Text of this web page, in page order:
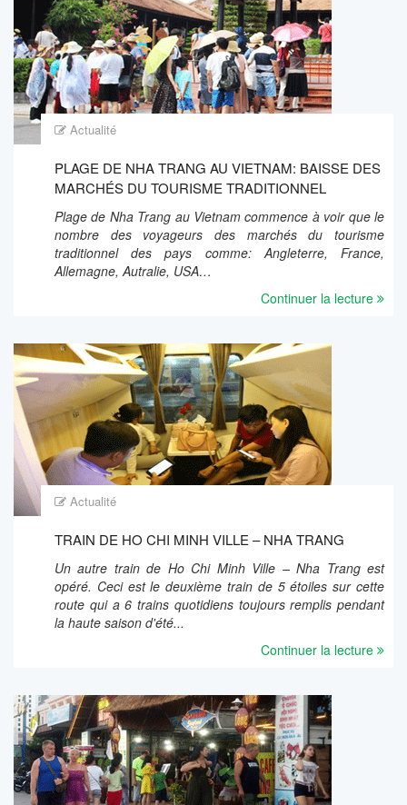
Actualité
PLAGE DE NHA TRANG AU VIETNAM: BAISSE DES
MARCHÉS DU TOURISME TRADITIONNEL
Plage de Nha Trang au Vietnam commence à voir que le
nombre des voyageurs des marchés du tourisme
traditionnel des pays comme: Angleterre, France,
Allemagne, Autralie, USA…
Continuer la lecture
Actualité
TRAIN DE HO CHI MINH VILLE – NHA TRANG
Un autre train de Ho Chi Minh Ville – Nha Trang est
opéré. Ceci est le deuxième train de 5 étoiles sur cette
route qui a 6 trains quotidiens toujours remplis pendant
la haute saison d'été...
Continuer la lecture